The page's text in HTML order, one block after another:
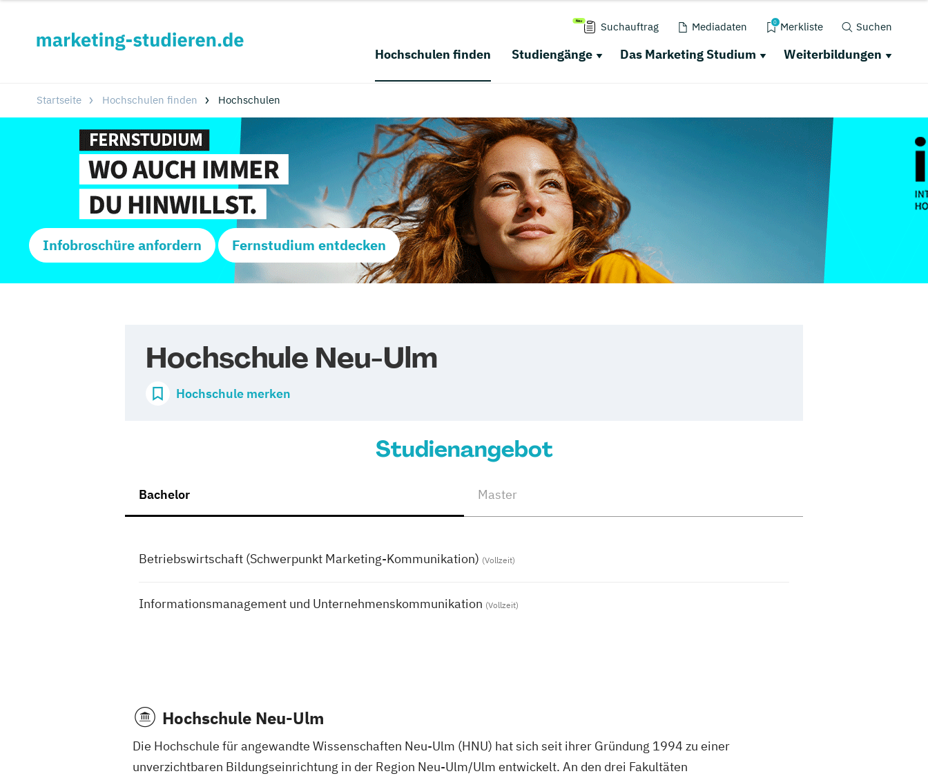
Suchauftrag Mediadaten 0 Merkliste Suchen
Hochschulen finden Studiengänge Das Marketing Studium Weiterbildungen
Startseite Hochschulen finden Hochschulen
Infobroschüre anfordern Fernstudium entdecken
Hochschule Neu-Ulm
Hochschule merken
Studienangebot
Bachelor Master
Betriebswirtschaft (Schwerpunkt Marketing-Kommunikation) (Vollzeit)
Informationsmanagement und Unternehmenskommunikation (Vollzeit)
Hochschule Neu-Ulm
Die Hochschule für angewandte Wissenschaften Neu-Ulm (HNU) hat sich seit ihrer Gründung 1994 zu einer
unverzichtbaren Bildungseinrichtung in der Region Neu-Ulm/Ulm entwickelt. An den drei Fakultäten